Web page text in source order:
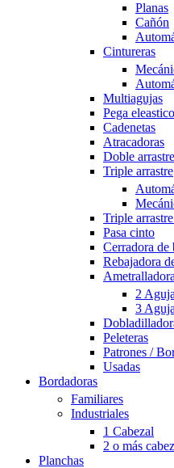
Planas
Cañón
Cintureras
Multiagujas
Pega
Cadenetas
Atracadoras
Doble arrastre
Triple arrastre
Triple
Pasa cinto
Cerradora de
Rebajadora
2
3
Peleteras
Patrones /
Usadas
Bordadoras
Familiares
Industriales
1 Cabezal
2 o más
Planchas